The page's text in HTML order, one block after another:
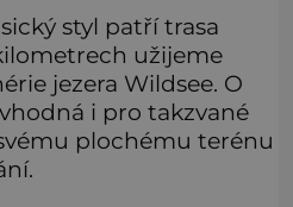
styl patří trasa
užijeme
jezera Wildsee. O
i pro takzvané
plochému terénu